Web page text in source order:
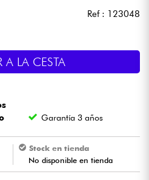
Ref : 123048
A LA CESTA
Garantía 3 años
Stock en tienda
No disponible en tienda